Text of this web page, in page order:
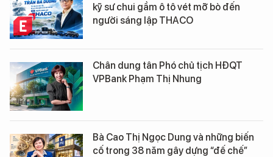
kỹ sư chui gầm ô tô vét mỡ bò đến
người sáng lập THACO
Chân dung tân Phó chủ tịch HĐQT
VPBank Phạm Thị Nhung
Bà Cao Thị Ngọc Dung và những biến
cố trong 38 năm gây dựng “đế chế”